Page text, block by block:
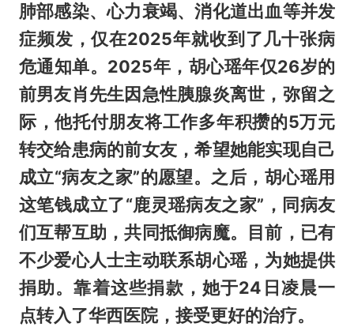
肺部感染、心力衰竭、消化道出血等并发
症频发，仅在2025年就收到了几十张病
危通知单。2025年，胡心瑶年仅26岁的
前男友肖先生因急性胰腺炎离世，弥留之
际，他托付朋友将工作多年积攒的5万元
转交给患病的前女友，希望她能实现自己
成立“病友之家”的愿望。之后，胡心瑶用
这笔钱成立了“鹿灵瑶病友之家”，同病友
们互帮互助，共同抵御病魔。目前，已有
不少爱心人士主动联系胡心瑶，为她提供
捐助。靠着这些捐款，她于24日凌晨一
点转入了华西医院，接受更好的治疗。